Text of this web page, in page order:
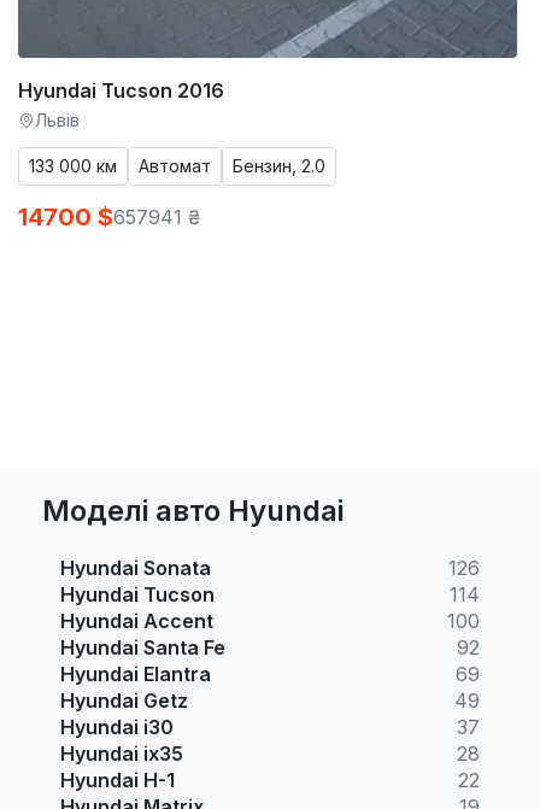
Hyundai Tucson 2016
Львів
133 000 км Автомат Бензин, 2.0
14700 $657941 ₴
Моделі авто Hyundai
Hyundai Sonata
126
Hyundai Tucson
114
Hyundai Accent
100
Hyundai Santa Fe
92
Hyundai Elantra
69
Hyundai Getz
49
Hyundai i30
37
Hyundai ix35
28
Hyundai H-1
22